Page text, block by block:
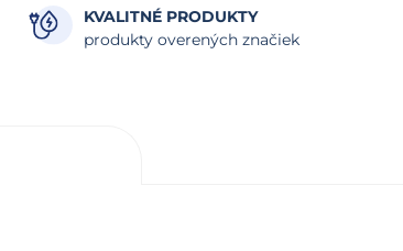
KVALITNÉ PRODUKTY
produkty overených značiek